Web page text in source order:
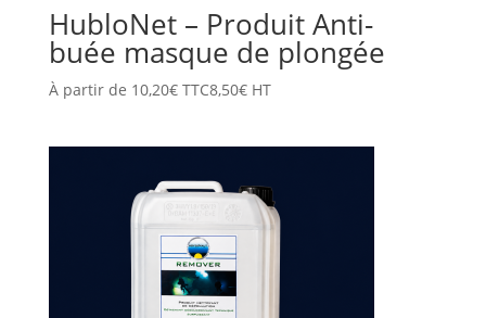
HubloNet – Produit Anti-
buée masque de plongée
À partir de 10,20€TTC8,50€HT